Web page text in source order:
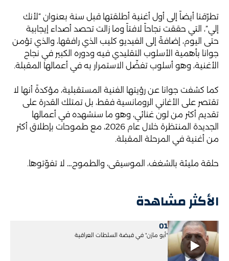
الأكثر مشاهدة
01
"أبو مازن" في قبضة السلطات العراقية
تطرّقنا أيضاً إلى أول أغنية أطلقتها قبل سنة بعنوان “لأنك
إلي”، التي حققت نجاحاً لافتاً وما زالت تحصد أصداء إيجابية
حتى اليوم، إضافةً إلى الفيديو كليب الذي رافقها، والذي تؤمن
جوانا بأهمية الأسلوب التقليدي فيه ودوره الكبير في نجاح
الأغنية، وهو أسلوب تفضّل الاستمرار به في أعمالها المقبلة.
كما كشفت جوانا عن رؤيتها الفنية المستقبلية، مؤكدةً أنها لا
تقتصر على الأغاني الرومانسية فقط، بل تمتلك القدرة على
تقديم أكثر من لون غنائي، وهو ما سنشهده في أعمالها
الجديدة المنتظرة خلال عام 2026، مع طموحات بإطلاق أكثر
من أغنية في المرحلة المقبلة.
حلقة مليئة بالشغف، الموسيقى، والطموح… لا تفوّتوها.